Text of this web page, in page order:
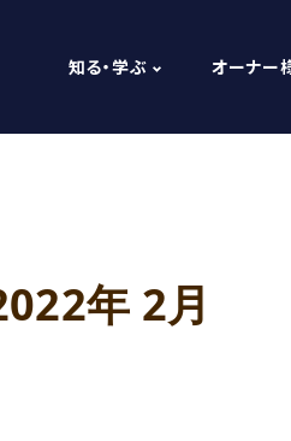
知る・学ぶ オーナー
年 2月